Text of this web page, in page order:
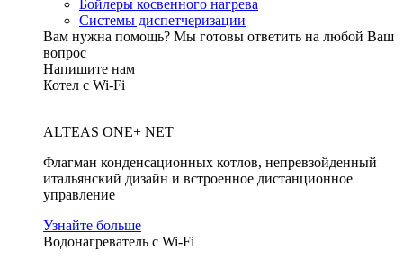
Бойлеры косвенного нагрева
Системы диспетчеризации
Вам нужна помощь? Мы готовы ответить на любой Ваш
вопрос
Напишите нам
Котел с Wi-Fi
ALTEAS ONE+ NET
Флагман конденсационных котлов, непревзойденный
итальянский дизайн и встроенное дистанционное
управление
Узнайте больше
Водонагреватель с Wi-Fi